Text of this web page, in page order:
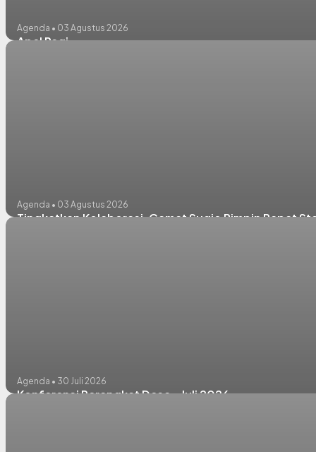
Agenda • 03 Agustus 2026
Apel Pagi
Agenda • 03 Agustus 2026
Tingkatkan Kolaborasi, Camat Sugio Pimpin Rapat
Agenda • 30 Juli 2026
Konferensi Perangkat Desa - Juli 2026